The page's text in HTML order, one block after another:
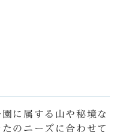
に属する山や秘境な
のニーズに合わせて